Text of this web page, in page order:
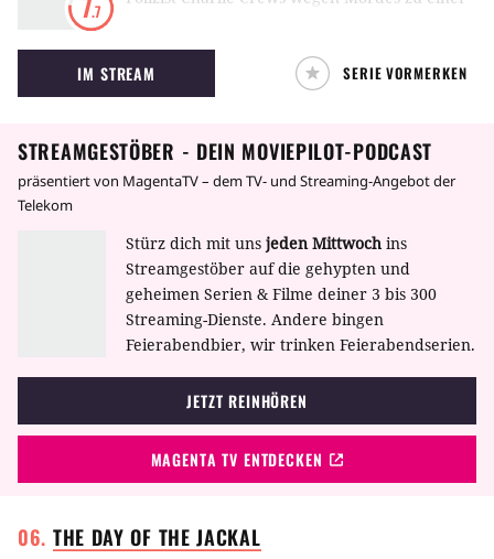
.7
Strafe sitzt er ab, bis seine Anwältin neue
Beweise vorlegt, und es mit einer DNS-Analyse
schafft, seine Unschuld zu beweisen. Crews
Dollar entschädigt. Er wird wieder Polizist …
IM STREAM SERIE VORMERKEN
STREAMGESTÖBER - DEIN MOVIEPILOT-PODCAST
präsentiert von MagentaTV – dem TV- und Streaming-Angebot der
Telekom
Stürz dich mit uns jeden Mittwoch ins
Streamgestöber auf die gehypten und
geheimen Serien & Filme deiner 3 bis 300
Streaming-Dienste. Andere bingen
Feierabendbier, wir trinken Feierabendserien.
JETZT REINHÖREN
MAGENTA TV ENTDECKEN
THE DAY OF THEJACKAL